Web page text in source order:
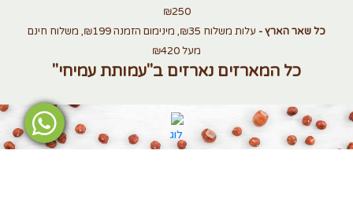
₪250
כל שאר הארץ -
עלות משלוח ₪35, מינימום הזמנה ₪199, משלוח חינם
מעל ₪420
כל המארזים נארזים ב"עמותת עמיחי"